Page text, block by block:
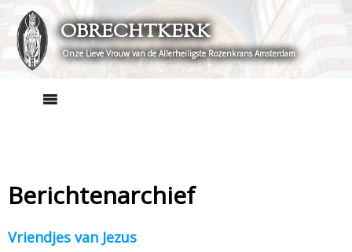
content
OBRECHTKERK
Onze Lieve Vrouw van de Allerheiligste Rozenkrans Amsterdam
Berichtenarchief
Vriendjes van Jezus